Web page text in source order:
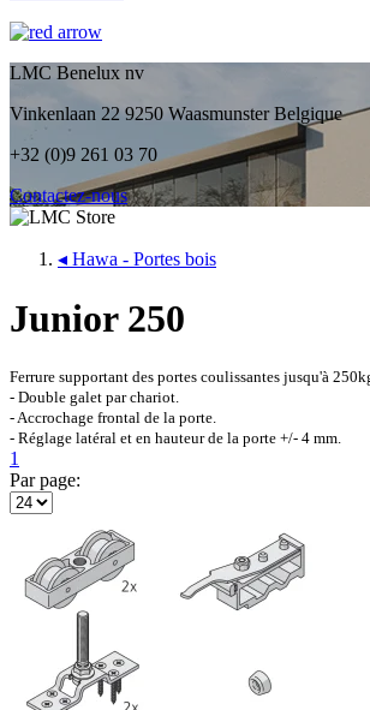
LMC Benelux nv
Vinkenlaan 22 9250 Waasmunster Belgique
+32 (0)9 261 03 70
Contactez-nous
◂ Hawa - Portes bois
Junior 250
Ferrure supportant des portes coulissantes jusqu'à
- Double galet par chariot.
- Accrochage frontal de la porte.
- Réglage latéral et en hauteur de la porte +/- 4 mm.
1
Par page: